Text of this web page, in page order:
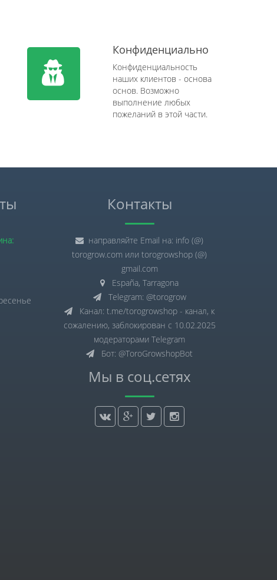
Конфиденциально
Конфиденциальность
наших клиентов - основа
основ. Возможно
выполнение любых
пожеланий в этой части.
Контакты
направляйте Email на: info (@)
torogrow.com или torogrowshop (@)
gmail.com
España, Tarragona
Telegram: @torogrow
Канал: t.me/torogrowshop - канал, к
сожалению, заблокирован с 10.02.2025
модераторами Telegram
Бот: @ToroGrowshopBot
Мы в соц.сетях